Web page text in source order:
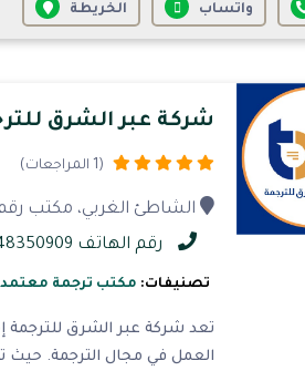
واتساب الخريطة
شركة عبر الشرق
(1 المراجعات)
الشاطئ الغربي، مكتب رقم 8، بجوار بنك البلاد- مبنى مختبرات الفا الطبيية الدور الثانى،
رقم الهاتف 0548350909
تصنيفات: مكتب ترجمة